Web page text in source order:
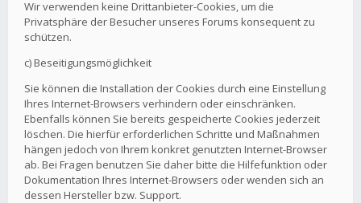
Wir verwenden keine Drittanbieter-Cookies, um die
Privatsphäre der Besucher unseres Forums konsequent zu
schützen.
c) Beseitigungsmöglichkeit
Sie können die Installation der Cookies durch eine Einstellung
Ihres Internet-Browsers verhindern oder einschränken.
Ebenfalls können Sie bereits gespeicherte Cookies jederzeit
löschen. Die hierfür erforderlichen Schritte und Maßnahmen
hängen jedoch von Ihrem konkret genutzten Internet-Browser
ab. Bei Fragen benutzen Sie daher bitte die Hilfefunktion oder
Dokumentation Ihres Internet-Browsers oder wenden sich an
dessen Hersteller bzw. Support.